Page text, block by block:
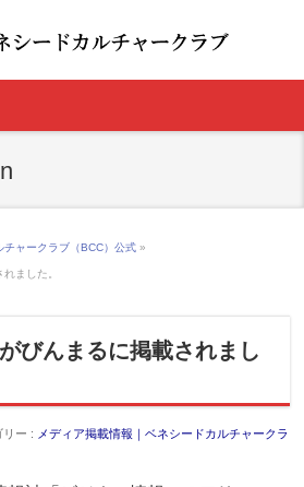
チャークラブ（BCC）公式 »
ました。
びんまるに掲載されまし
リー : メディア掲載情報｜ベネシードカルチャークラ